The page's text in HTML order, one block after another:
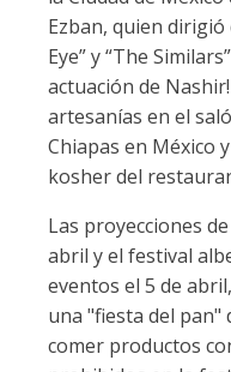
Ezban, quien
Eye” y “The
actuación de
artesanías en el
Chiapas en México
kosher del
Las proyecciones
abril y el festival
eventos el 5 de
una "fiesta del pan"
comer productos